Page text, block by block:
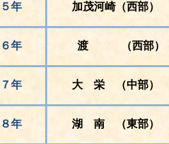
年 加茂河崎（西部）
年 渡 （西部）
年 大 栄 （中部）
年 湖 南 （東部）